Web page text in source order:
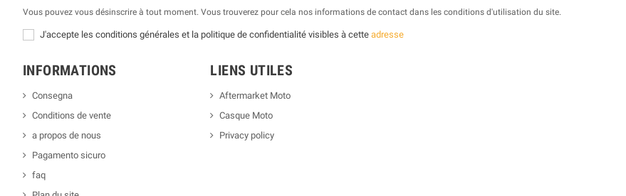
Vous pouvez vous désinscrire à tout moment. Vous trouverez pour cela nos informations de contact dans les conditions d'utilisation du site.
J'accepte les conditions générales et la politique de confidentialité visibles à cette adresse
INFORMATIONS
Consegna
Conditions de vente
a propos de nous
Pagamento sicuro
faq
LIENS UTILES
Aftermarket Moto
Casque Moto
Privacy policy